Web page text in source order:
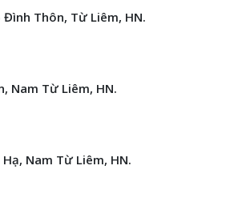
Thôn, Từ Liêm, HN.
Nam Từ Liêm, HN.
Nam Từ Liêm, HN.